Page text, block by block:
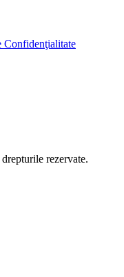
Confidenţialitate
drepturile rezervate.